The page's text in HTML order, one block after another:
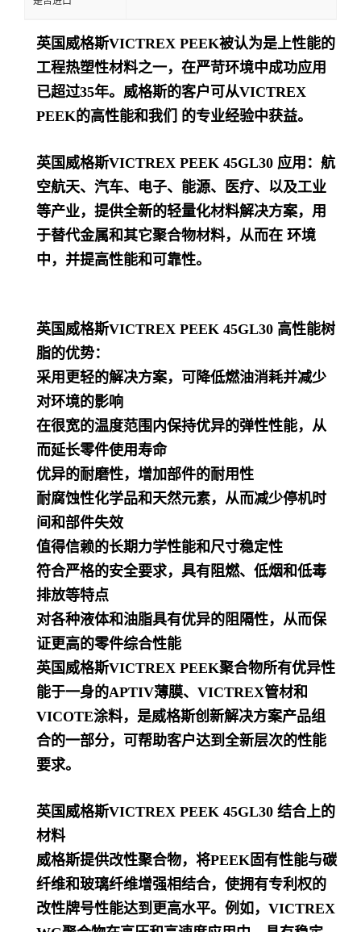
英国威格斯VICTREX PEEK被认为是上性能的
工程热塑性材料之一，在严苛环境中成功应用
已超过35年。威格斯的客户可从VICTREX
PEEK的高性能和我们 的专业经验中获益。
英国威格斯VICTREX PEEK 45GL30 应用：航
空航天、汽车、电子、能源、医疗、以及工业
等产业，提供全新的轻量化材料解决方案，用
于替代金属和其它聚合物材料，从而在 环境
中 ，并提高性能和可靠性。
英国威格斯VICTREX PEEK 45GL30 高性能树
脂的优势：
采用更轻的解决方案，可降低燃油消耗并减少
对环境的影响
在很宽的温度范围内保持优异的弹性性能，从
而延长零件使用寿命
优异的耐磨性，增加部件的耐用性
耐腐蚀性化学品和天然元素，从而减少停机时
间和部件失效
值得信赖的长期力学性能和尺寸稳定性
符合严格的安全要求，具有阻燃、低烟和低毒
排放等特点
对各种液体和油脂具有优异的阻隔性，从而保
证更高的零件综合性能
英国威格斯VICTREX PEEK聚合物所有优异性
能于一身的APTIV薄膜、VICTREX管材和
VICOTE涂料，是威格斯创新解决方案产品组
合的一部分，可帮助客户达到全新层次的性能
要求。
英国威格斯VICTREX PEEK 45GL30 结合上的
材料
威格斯提供改性聚合物，将PEEK固有性能与碳
纤维和玻璃纤维增强相结合，使拥有专利权的
改性牌号性能达到更高水平。例如，VICTREX